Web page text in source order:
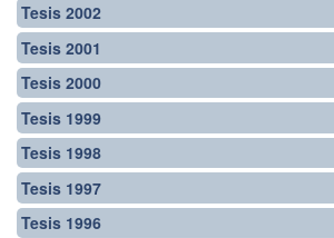
Tesis 2002
Tesis 2001
Tesis 2000
Tesis 1999
Tesis 1998
Tesis 1997
Tesis 1996